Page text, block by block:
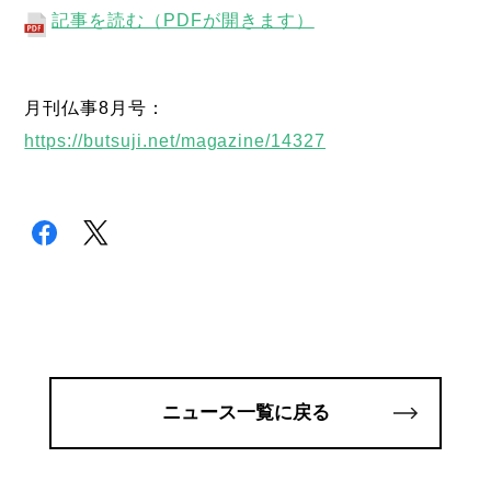
記事を読む（PDFが開きます）
月刊仏事8月号：
https://butsuji.net/magazine/14327
ニュース一覧に戻る